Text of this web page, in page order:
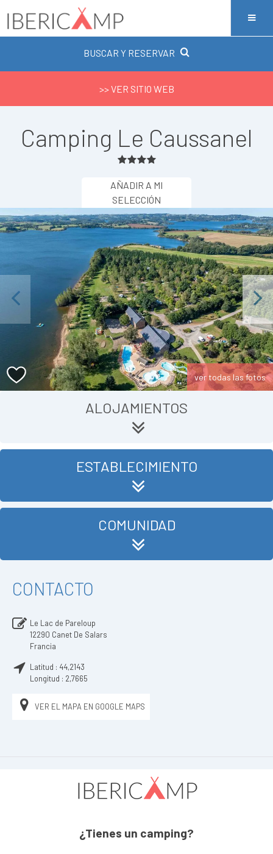
BUSCAR Y RESERVAR
>> VER SITIO WEB
Camping Le Caussanel
AÑADIR A MI
SELECCIÓN
Next
ver todas las fotos
ALOJAMIENTOS
ESTABLECIMIENTO
COMUNIDAD
CONTACTO
Le Lac de Pareloup
12290 Canet De Salars
Francia
Latitud : 44,2143
Longitud : 2,7665
VER EL MAPA EN GOOGLE MAPS
¿Tienes un camping?